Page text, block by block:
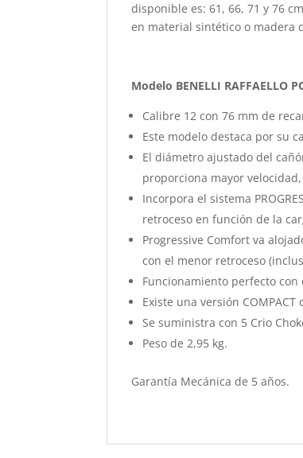
disponible es: 61, 66, 71 y 76
en material sintético o madera
Modelo BENELLI RAFFAELLO
Calibre 12 con 76 mm de
Este modelo destaca por su
El diámetro ajustado del
proporciona mayor
Incorpora el sistema
retroceso en función de la
Progressive Comfort va
con el menor retroceso
Funcionamiento perfecto con
Existe una versión
Se suministra con 5 Crio
Peso de 2,95 kg.
Garantía Mecánica de 5 años.